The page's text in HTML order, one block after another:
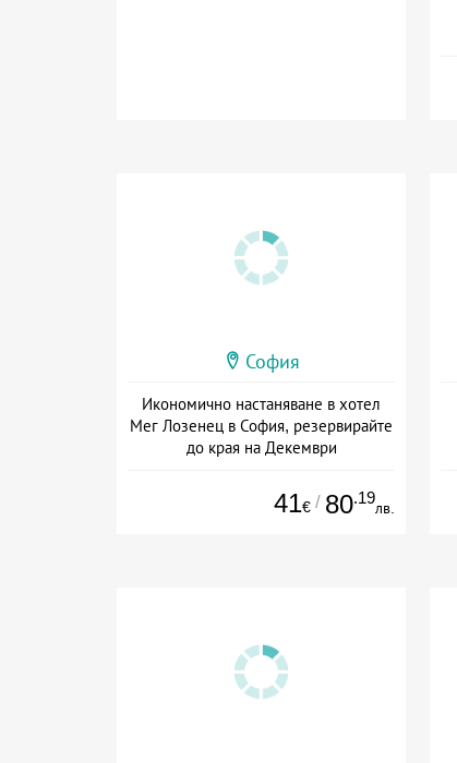
София
Икономично настаняване в хотел
Мег Лозенец в София, резервирайте
до края на Декември
41€ / 80.19
лв.